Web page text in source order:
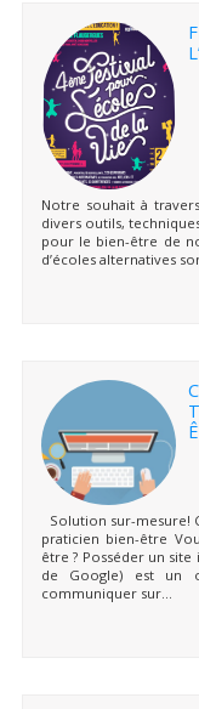
Notre souhait à
divers outils,
pour le bien-être de
d’écoles alternatives
Solution sur-mesure!
praticien bien-être
être ? Posséder un
de Google) est un
communiquer sur...